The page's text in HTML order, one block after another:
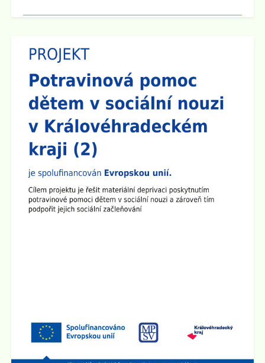
Dne 15.9. 2025 cca v 16:00 hod se po skončení
Plenární schůze SRPŠ budou konat třídní schůzky
jednotlivých tříd. Pokud dojde k malému zpoždění,
předem se omlouváme, učitelský sbor se půjde nejprve
představit do prvních a šestých tříd.
Zveřejněno: 8.9.2025
Plenární schůze SRPŠ
Dne 15.9. 2025 v 15:30 hod se v učebně 8.A na 2.
stupni školy koná Plenární schůze SRPŠ.
Schůzka pro rodiče budoucích prvňáčků
Rodičovská schůzka se uskuteční v úterý 3.6. 2025 v
15:30 hod v učebně 2.B na 1. stupni školy.